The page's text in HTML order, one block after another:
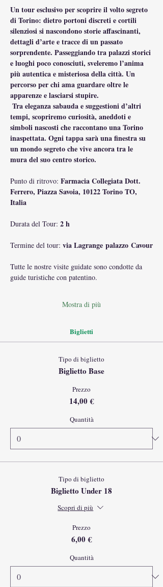
Un tour esclusivo per scoprire il volto segreto
di Torino: dietro portoni discreti e cortili
silenziosi si nascondono storie affascinanti,
dettagli d’arte e tracce di un passato
sorprendente. Passeggiando tra palazzi storici
e luoghi poco conosciuti, sveleremo l’anima
più autentica e misteriosa della città. Un
percorso per chi ama guardare oltre le
apparenze e lasciarsi stupire.
tempi, scopriremo curiosità, aneddoti e
simboli nascosti che raccontano una Torino
inaspettata. Ogni tappa sarà una finestra su
un mondo segreto che vive ancora tra le
mura del suo centro storico.
Punto di ritrovo: Farmacia Collegiata Dott.
Ferrero, Piazza Savoia, 10122 Torino TO,
Italia
Durata del Tour: 2 h
Termine del tour: via Lagrange palazzo Cavour
Tutte le nostre visite guidate sono condotte da
guide turistiche con patentino.
Mostra di più
Biglietti
Tipo di biglietto
Biglietto Base
Prezzo
14,00 €
Quantità
Tipo di biglietto
Biglietto Under 18
Scopri di più
Prezzo
6,00 €
Quantità